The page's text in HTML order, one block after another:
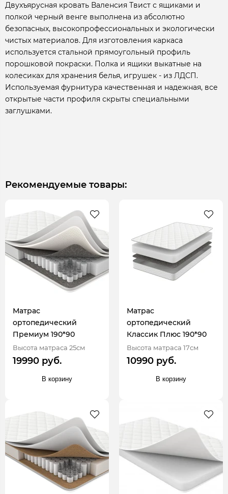
Двухъярусная кровать Валенсия Твист с ящиками и
полкой черный венге выполнена из абсолютно
безопасных, высокопрофессиональных и экологически
чистых материалов. Для изготовления каркаса
используется стальной прямоугольный профиль
порошковой покраски. Полка и ящики выкатные на
колесиках для хранения белья, игрушек - из ЛДСП.
Используемая фурнитура качественная и надежная, все
открытые части профиля скрыты специальными
заглушками.
Рекомендуемые товары:
Матрас
ортопедический
Премиум 190*90
Высота матраса 25см
19990 руб.
В корзину
Матрас
ортопедический
Классик Плюс 190*90
Высота матраса 17см
10990 руб.
В корзину